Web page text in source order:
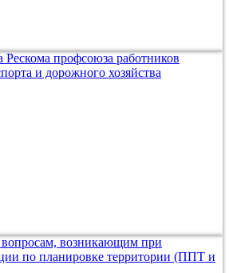
Рескома профсоюза работников
и дорожного хозяйства
возникающим при
по планировке территории (ППТ и